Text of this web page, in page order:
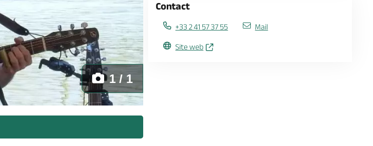
1 / 1
Contact
+33 2 41 57 37 55 Mail
Site web